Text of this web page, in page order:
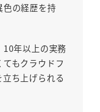
色の経歴を持
10年以上の実務
もクラウドフ
ち上げられる